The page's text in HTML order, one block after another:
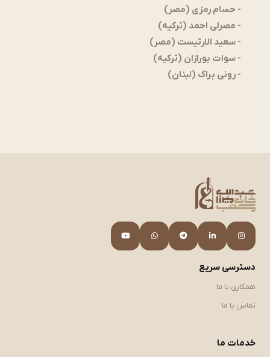
- حسام رمزی (مصر)
- مصرلی احمد (ترکیه)
- سعید الارتیست (مصر)
- سوات بورازان (ترکیه)
- رونی براک (لبنان)
دسترسی سریع
همکاری با ما
تماس با ما
خدمات ما